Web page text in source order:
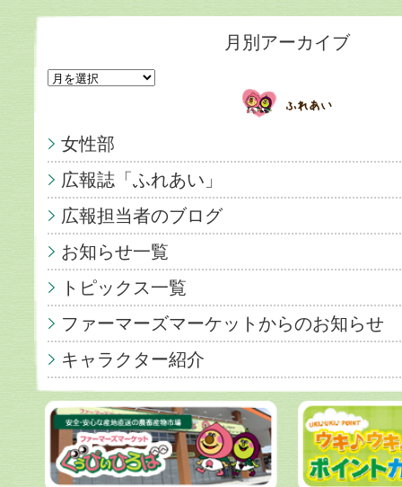
月別アーカイブ
女性部
広報誌「ふれあい」
広報担当者のブログ
お知らせ一覧
トピックス一覧
ファーマーズマーケットからのお知らせ
キャラクター紹介